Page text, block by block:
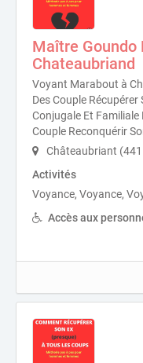
Maître Goundo
Chateaubriand
Voyant Marabout à
Des Couple
Conjugale Et Familiale
Couple Reconquérir
Châteaubriant
Activités
Voyance, Voyance,
Accès aux